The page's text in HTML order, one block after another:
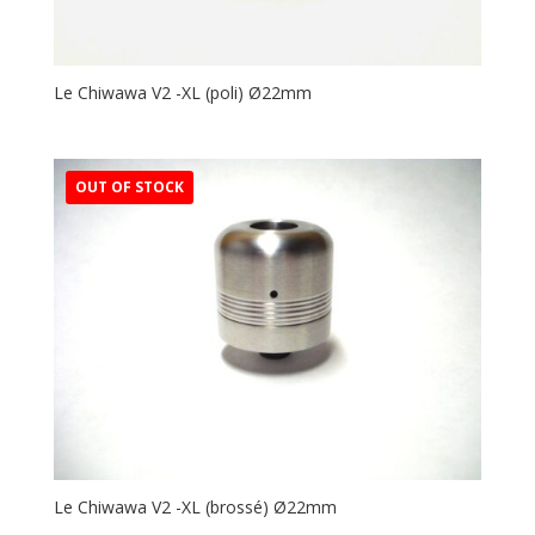
Le Chiwawa V2 -XL (poli) Ø22mm
Le Chiwawa V2 -XL (brossé) Ø22mm